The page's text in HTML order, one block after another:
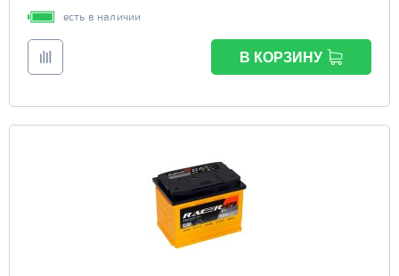
есть в наличии
В КОРЗИНУ